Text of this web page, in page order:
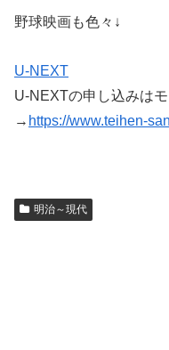
野球映画も色々↓
U-NEXT
U-NEXTの申し込みは
→ https://www.teihen-
明治～現代